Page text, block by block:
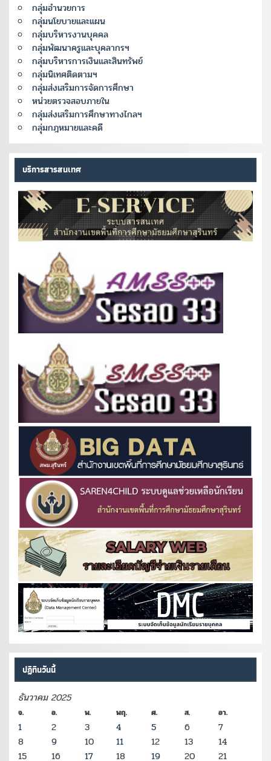
กลุ่มอำนวยการ
กลุ่มนโยบายและแผน
กลุ่มบริหารงานบุคคล
กลุ่มพัฒนาครูและบุคลากรฯ
กลุ่มบริหารการเงินและสินทรัพย์
กลุ่มนิเทศติดตามฯ
กลุ่มส่งเสริมการจัดการศึกษา
หน่วยตรวจสอบภายใน
กลุ่มส่งเสริมการศึกษาทางไกลฯ
กลุ่มกฎหมายและคดี
บริการสารสนเทศ
ปฏิทินวันนี้
ธันวาคม 2025
จ. อ. พ. พฤ. ศ. ส. อา.
1 2 3 4 5 6
7
8
9 10 11 12 13
14
15
16 17 18 19 20 21